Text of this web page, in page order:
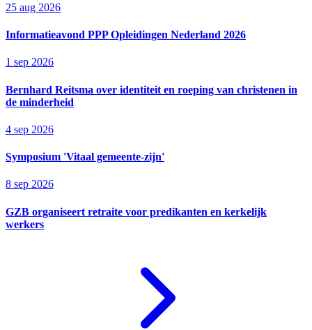
25 aug 2026
Informatieavond PPP Opleidingen Nederland 2026
1 sep 2026
Bernhard Reitsma over identiteit en roeping van christenen in
de minderheid
4 sep 2026
Symposium 'Vitaal gemeente-zijn'
8 sep 2026
GZB organiseert retraite voor predikanten en kerkelijk
werkers